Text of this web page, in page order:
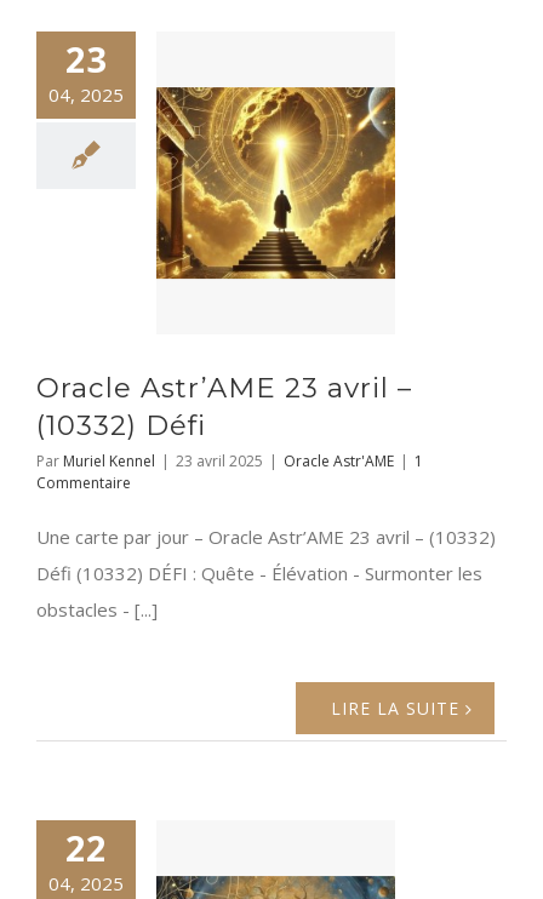
23
04, 2025
Oracle Astr’AME
23 avril – (10332)
Défi
Oracle Astr’AME 23 avril –
(10332) Défi
Par Muriel Kennel | 23 avril 2025 | Oracle Astr'AME | 1
Commentaire
Une carte par jour – Oracle Astr’AME 23 avril – (10332)
Défi (10332) DÉFI : Quête - Élévation - Surmonter les
obstacles - [...]
LIRE LA SUITE
22
04, 2025